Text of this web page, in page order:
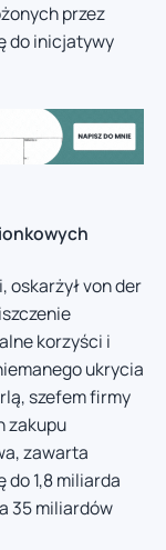
przez
do inicjatywy
oskarżył von der
korzyści i
ukrycia
szefem firmy
zakupu
zawarta
do 1,8 miliarda
35 miliardów